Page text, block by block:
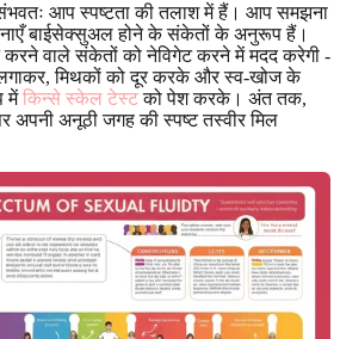
आप स्पष्टता की तलाश में हैं। आप समझना
बाईसेक्सुअल होने के संकेतों के अनुरूप हैं।
वाले संकेतों को नेविगेट करने में मदद करेगी -
लगाकर, मिथकों को दूर करके और स्व-खोज के
मेंकिन्से स्केल टेस्टको पेश करके। अंत तक,
अपनी अनूठी जगह की स्पष्ट तस्वीर मिल